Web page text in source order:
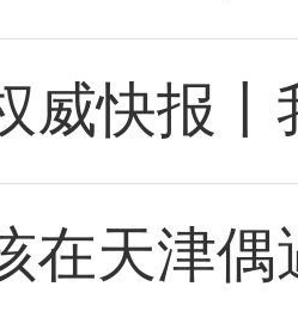
威快报
在天津